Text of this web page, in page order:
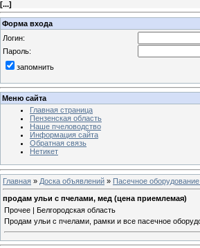
[...]
Форма входа
Логин:
Пароль:
запомнить
Меню сайта
Главная страница
Пензенская область
Наше пчеловодство
Информация сайта
Обратная связь
Нетикет
Главная » Доска объявлений » Пасечное
продам ульи с пчелами, мед (цена приемлемая)
Прочее | Белгородская область
Продам ульи с пчелами, рамки и все пасечное